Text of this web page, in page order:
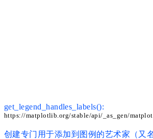
get_legend_handles_labels():
https://matplotlib.org/stable/api/_as_gen/
创建专门用于添加到图例的艺术家（又